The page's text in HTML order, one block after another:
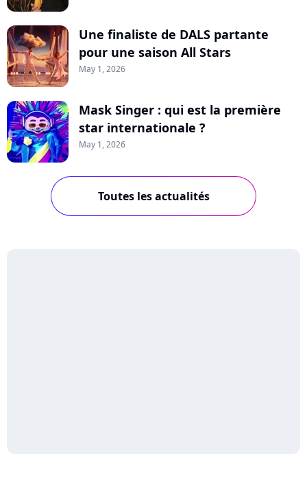
Une finaliste de DALS partante
pour une saison All Stars
May 1, 2026
Mask Singer : qui est la première
star internationale ?
May 1, 2026
Toutes les actualités